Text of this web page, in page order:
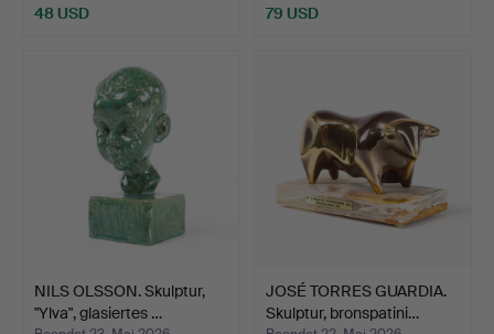
48 USD 79 USD
NILS OLSSON. Skulptur,
"Ylva", glasiertes …
JOSÉ TORRES GUARDIA.
Skulptur, bronspatini…